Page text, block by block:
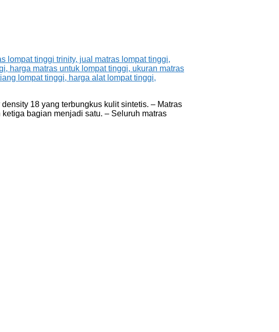
18 yang terbungkus kulit sintetis. – Matras
bagian menjadi satu. – Seluruh matras